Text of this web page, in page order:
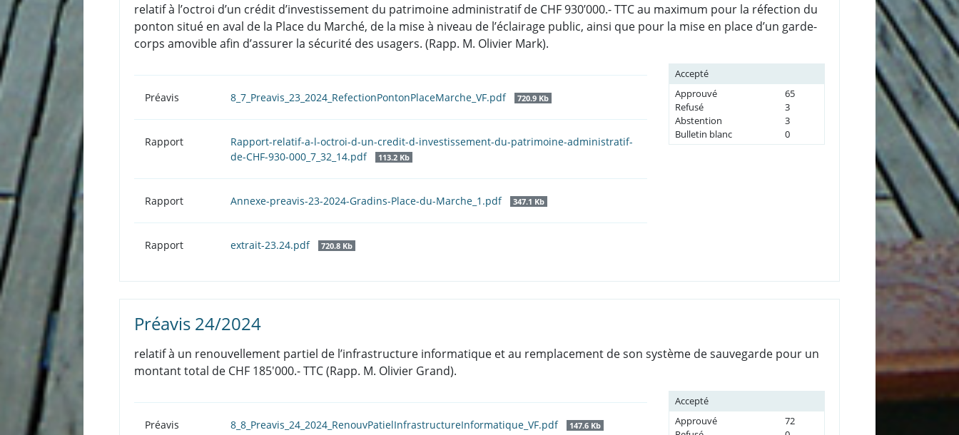
relatif à l’octroi d’un crédit d’investissement du patrimoine administratif de CHF 930’000.- TTC au maximum pour la réfection du
ponton situé en aval de la Place du Marché, de la mise à niveau de l’éclairage public, ainsi que pour la mise en place d’un garde-
corps amovible afin d’assurer la sécurité des usagers. (Rapp. M. Olivier Mark).
Préavis 8_7_Preavis_23_2024_RefectionPontonPlaceMarche_VF.pdf 720.9 Kb
Rapport
Rapport-relatif-a-l-octroi-d-un-credit-d-investissement-du-patrimoine-administratif-
de-CHF-930-000_7_32_14.pdf
113.2 Kb
Rapport Annexe-preavis-23-2024-Gradins-Place-du-Marche_1.pdf 347.1 Kb
Rapport extrait-23.24.pdf 720.8 Kb
Accepté
Approuvé
65
Refusé
3
Abstention
3
Bulletin blanc
0
Préavis 24/2024
relatif à un renouvellement partiel de l’infrastructure informatique et au remplacement de son système de sauvegarde pour un
montant total de CHF 185'000.- TTC (Rapp. M. Olivier Grand).
Préavis 8_8_Preavis_24_2024_RenouvPatielInfrastructureInformatique_VF.pdf 147.6 Kb
Accepté
Approuvé
72